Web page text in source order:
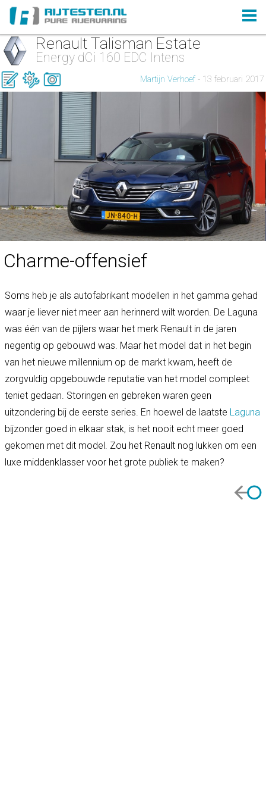
Renault Talisman Estate
Energy dCi 160 EDC Intens
Martijn Verhoef - 13 februari 2017
Charme-offensief
Soms heb je als autofabrikant modellen in het gamma gehad
waar je liever niet meer aan herinnerd wilt worden. De Laguna
was één van de pijlers waar het merk Renault in de jaren
negentig op gebouwd was. Maar het model dat in het begin
van het nieuwe millennium op de markt kwam, heeft de
zorgvuldig opgebouwde reputatie van het model compleet
teniet gedaan. Storingen en gebreken waren geen
uitzondering bij de eerste series. En hoewel de laatste Laguna
bijzonder goed in elkaar stak, is het nooit echt meer goed
gekomen met dit model. Zou het Renault nog lukken om een
luxe middenklasser voor het grote publiek te maken?